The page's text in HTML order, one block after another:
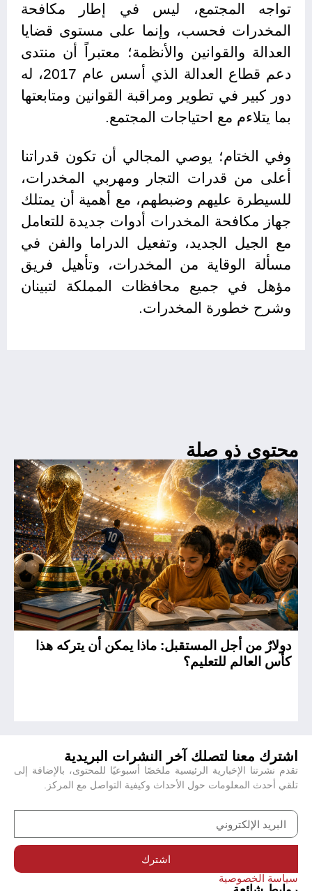
تواجه المجتمع، ليس في إطار مكافحة
المخدرات فحسب، وإنما على مستوى قضايا
العدالة والقوانين والأنظمة؛ معتبراً أن منتدى
دعم قطاع العدالة الذي أسس عام 2017، له
دور كبير في تطوير ومراقبة القوانين ومتابعتها
بما يتلاءم مع احتياجات المجتمع.
وفي الختام؛ يوصي المجالي أن تكون قدراتنا
أعلى من قدرات التجار ومهربي المخدرات،
للسيطرة عليهم وضبطهم، مع أهمية أن يمتلك
جهاز مكافحة المخدرات أدوات جديدة للتعامل
مع الجيل الجديد، وتفعيل الدراما والفن في
مسألة الوقاية من المخدرات، وتأهيل فريق
مؤهل في جميع محافظات المملكة لتبينان
وشرح خطورة المخدرات.
محتوى ذو صلة
دولارٌ من أجل المستقبل: ماذا يمكن أن يتركه هذا
كأس العالم للتعليم؟
اشترك معنا لتصلك آخر النشرات البريدية
تقدم نشرتنا الإخبارية الرئيسية ملخصًا أسبوعيًا للمحتوى، بالإضافة إلى
تلقي أحدث المعلومات حول الأحداث وكيفية التواصل مع المركز.
اشترك
سياسة الخصوصية